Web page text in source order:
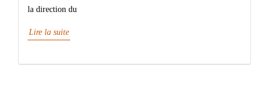
la direction du
Lire la suite